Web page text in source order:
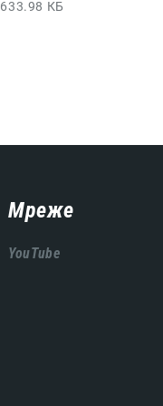
633.98 КБ
Мреже
YouTube